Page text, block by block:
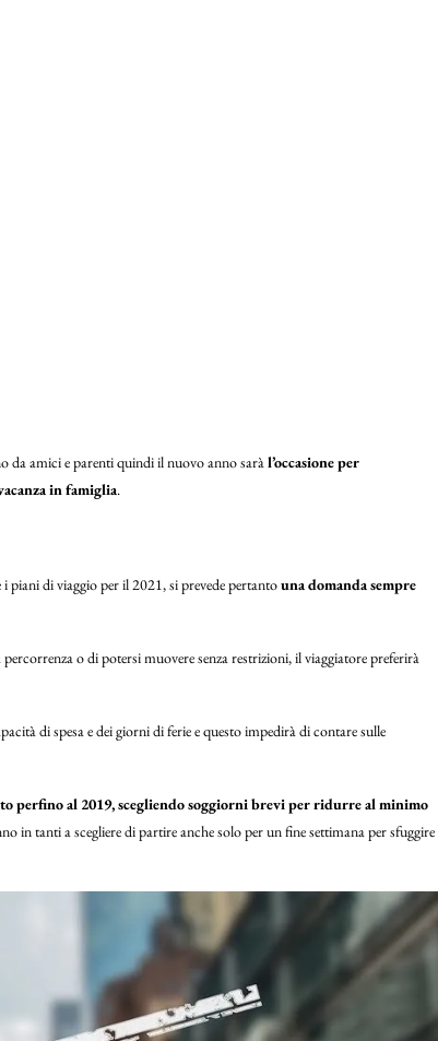
da amici e parenti quindi il nuovo anno saràl’occasione per
in famiglia.
di viaggio per il 2021, si prevede pertantouna domanda sempre
o di potersi muovere senza restrizioni, il viaggiatore preferirà
di spesa e dei giorni di ferie e questo impedirà di contare sulle
perfino al 2019, scegliendo soggiorni brevi per ridurre al minimo
in tanti a scegliere di partire anche solo per un fine settimana per sfuggire